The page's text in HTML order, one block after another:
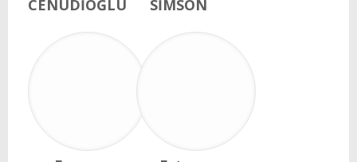
CENUDİOĞLU
SİMSON